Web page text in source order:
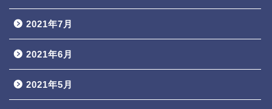
2021年7月
2021年6月
2021年5月